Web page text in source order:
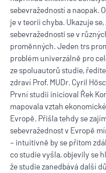
sebevražedností a naopak.
je v teorii chyba. Ukazuje
sebevražednosti se v
proměnných. Jeden trs
problém univerzálně pro
ze spoluautorů studie,
zdraví Prof. MUDr. Cyril
První studii inicioval Řek
mapovala vztah
Evropě. Přišla tehdy se
sebevražednost v Evropě
– intuitivně by se přitom
co studie vyšla, objevily se
že studie zanedbává další